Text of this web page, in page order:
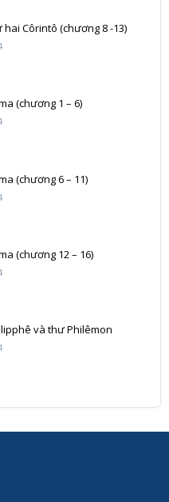
hai Côrintô (chương 8 -13)
(chương 1 – 6)
(chương 6 – 11)
(chương 12 – 16)
và thư Philêmon